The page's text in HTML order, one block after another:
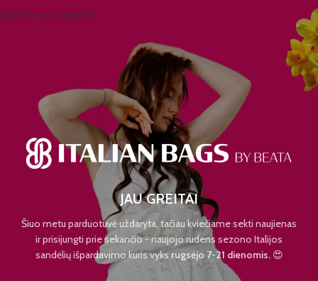
Skip to main content
JAU GREITAI
Šiuo metu parduotuvė uždaryta, tačiau kviečiame sekti naujienas
ir prisijungti prie sekančio - naujojo rudens sezono Italijos
sandėlių išpardavimo kuris vyks rugsėjo 7-21 dienomis.😍